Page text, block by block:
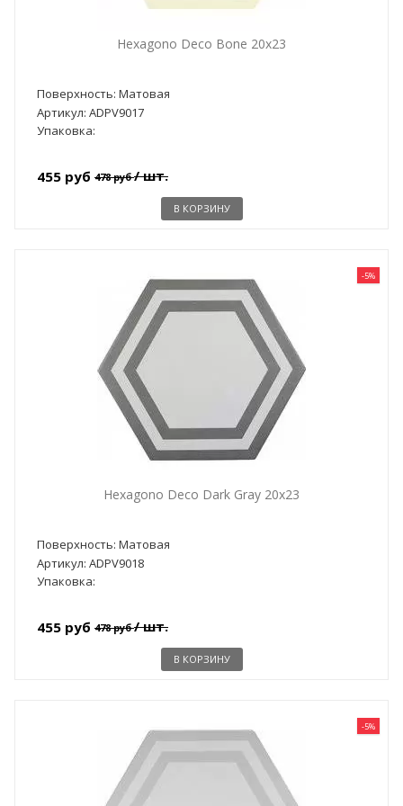
Hexagono Deco Bone 20x23
Поверхность: Матовая
Артикул: ADPV9017
Упаковка:
455 руб 478 руб/ шт.
В КОРЗИНУ
-5%
Hexagono Deco Dark Gray 20x23
Поверхность: Матовая
Артикул: ADPV9018
Упаковка:
455 руб 478 руб/ шт.
В КОРЗИНУ
-5%